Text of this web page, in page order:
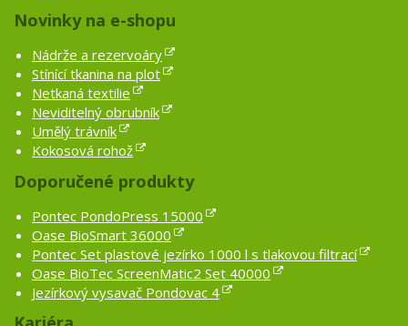
Novinky na e-shopu
Nádrže a rezervoáry
Stínící tkanina na plot
Netkaná textilie
Neviditelný obrubník
Umělý trávník
Kokosová rohož
Doporučené produkty
Pontec PondoPress 15000
Oase BioSmart 36000
Pontec Set plastové jezírko 1000 l s tlakovou filtrací
Oase BioTec ScreenMatic2 Set 40000
Jezírkový vysavač Pondovac 4